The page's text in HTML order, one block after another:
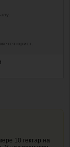
юрист.
10 гектар на